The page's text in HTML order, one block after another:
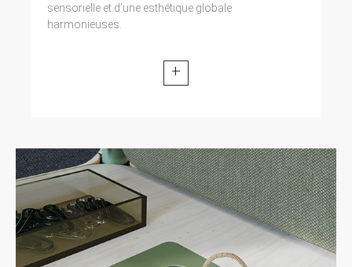
sensorielle et d’une esthétique globale
harmonieuses.
+